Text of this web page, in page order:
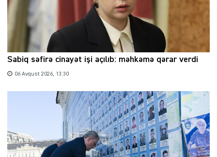
Sabiq səfirə cinayət işi açılıb: məhkəmə qərar verdi
06 Avqust 2026, 13:30